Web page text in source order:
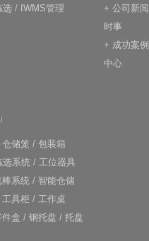
选 / IWMS管理
+ 公司新闻
时事
+ 成功案例
中心
仓储笼 / 包装箱
选系统 / 工位器具
棒系统 / 智能仓储
工具柜 / 工作桌
件盒 / 钢托盘 / 托盘